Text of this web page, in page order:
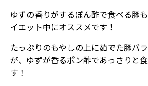
ゆずの香りがするぽん酢で食べる豚
イエット中にオススメです！
たっぷりのもやしの上に茹でた豚バ
が、ゆずが香るポン酢であっさりと
す！